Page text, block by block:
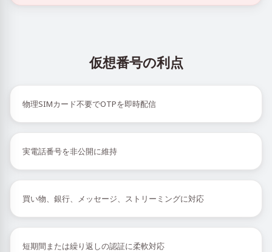
仮想番号の利点
物理SIMカード不要でOTPを即時配信
実電話番号を非公開に維持
買い物、銀行、メッセージ、ストリーミングに対応
短期間または繰り返しの認証に柔軟対応